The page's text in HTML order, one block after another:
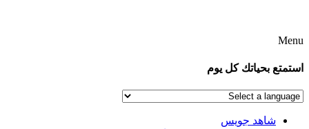
Menu
استمتع بحياتك كل يوم
شاهد جويس